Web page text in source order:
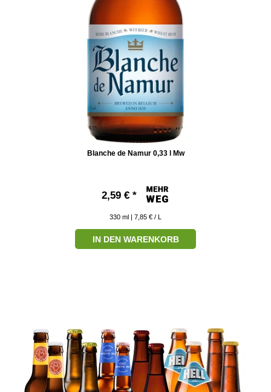
Blanche de Namur 0,33 l Mw
2,59 € *
330 ml | 7,85 € / L
IN DEN WARENKORB